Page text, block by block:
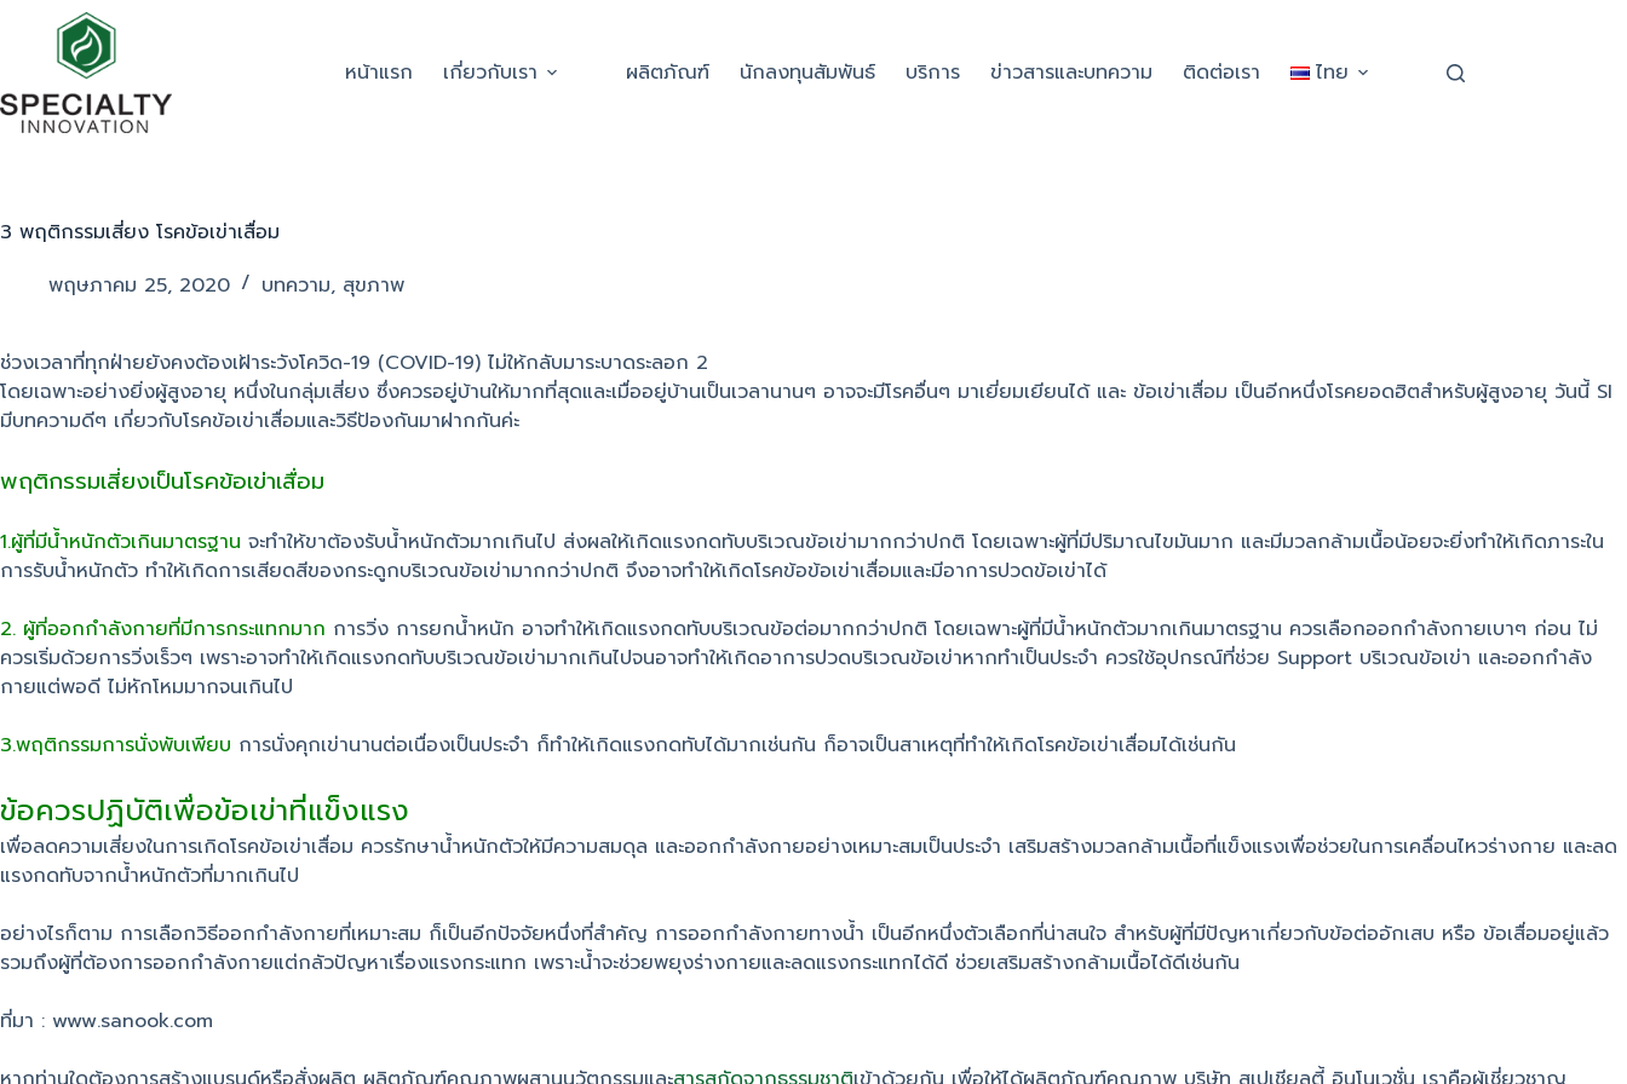
หน้าแรก เกี่ยวกับเรา ผลิตภัณฑ์ นักลงทุนสัมพันธ์ บริการ ข่าวสารและบทความ ติดต่อเรา ไทย
3 พฤติกรรมเสี่ยง โรคข้อเข่าเสื่อม
พฤษภาคม 25, 2020
บทความ, สุขภาพ
ช่วงเวลาที่ทุกฝ่ายยังคงต้องเฝ้าระวังโควิด-19 (COVID-19) ไม่ให้กลับมาระบาดระลอก 2
โดยเฉพาะอย่างยิ่งผู้สูงอายุ หนึ่งในกลุ่มเสี่ยง ซึ่งควรอยู่บ้านให้มากที่สุดและเมื่ออยู่บ้านเป็นเวลานานๆ อาจจะมีโรคอื่นๆ มาเยี่ยมเยียนได้ และ ข้อเข่าเสื่อม เป็นอีกหนึ่งโรคยอดฮิตสำหรับผู้สูงอายุ วันนี้ SI
มีบทความดีๆ เกี่ยวกับโรคข้อเข่าเสื่อมและวิธีป้องกันมาฝากกันค่ะ
พฤติกรรมเสี่ยงเป็นโรคข้อเข่าเสื่อม
1.ผู้ที่มีน้ำหนักตัวเกินมาตรฐาน จะทำให้ขาต้องรับน้ำหนักตัวมากเกินไป ส่งผลให้เกิดแรงกดทับบริเวณข้อเข่ามากกว่าปกติ โดยเฉพาะผู้ที่มีปริมาณไขมันมาก และมีมวลกล้ามเนื้อน้อยจะยิ่งทำให้เกิดภาระใน
การรับน้ำหนักตัว ทำให้เกิดการเสียดสีของกระดูกบริเวณข้อเข่ามากกว่าปกติ จึงอาจทำให้เกิดโรคข้อข้อเข่าเสื่อมและมีอาการปวดข้อเข่าได้
2. ผู้ที่ออกกำลังกายที่มีการกระแทกมาก การวิ่ง การยกน้ำหนัก อาจทำให้เกิดแรงกดทับบริเวณข้อต่อมากกว่าปกติ โดยเฉพาะผู้ที่มีน้ำหนักตัวมากเกินมาตรฐาน ควรเลือกออกกำลังกายเบาๆ ก่อน ไม่
ควรเริ่มด้วยการวิ่งเร็วๆ เพราะอาจทำให้เกิดแรงกดทับบริเวณข้อเข่ามากเกินไปจนอาจทำให้เกิดอาการปวดบริเวณข้อเข่าหากทำเป็นประจำ ควรใช้อุปกรณ์ที่ช่วย Support บริเวณข้อเข่า และออกกำลัง
กายแต่พอดี ไม่หักโหมมากจนเกินไป
3.พฤติกรรมการนั่งพับเพียบ การนั่งคุกเข่านานต่อเนื่องเป็นประจำ ก็ทำให้เกิดแรงกดทับได้มากเช่นกัน ก็อาจเป็นสาเหตุที่ทำให้เกิดโรคข้อเข่าเสื่อมได้เช่นกัน
ข้อควรปฏิบัติเพื่อข้อเข่าที่แข็งแรง
เพื่อลดความเสี่ยงในการเกิดโรคข้อเข่าเสื่อม ควรรักษาน้ำหนักตัวให้มีความสมดุล และออกกำลังกายอย่างเหมาะสมเป็นประจำ เสริมสร้างมวลกล้ามเนื้อที่แข็งแรงเพื่อช่วยในการเคลื่อนไหวร่างกาย และลด
แรงกดทับจากน้ำหนักตัวที่มากเกินไป
อย่างไรก็ตาม การเลือกวิธีออกกำลังกายที่เหมาะสม ก็เป็นอีกปัจจัยหนึ่งที่สำคัญ การออกกำลังกายทางน้ำ เป็นอีกหนึ่งตัวเลือกที่น่าสนใจ สำหรับผู้ที่มีปัญหาเกี่ยวกับข้อต่ออักเสบ หรือ ข้อเสื่อมอยู่แล้ว
รวมถึงผู้ที่ต้องการออกกำลังกายแต่กลัวปัญหาเรื่องแรงกระแทก เพราะน้ำจะช่วยพยุงร่างกายและลดแรงกระแทกได้ดี ช่วยเสริมสร้างกล้ามเนื้อได้ดีเช่นกัน
ที่มา : www.sanook.com